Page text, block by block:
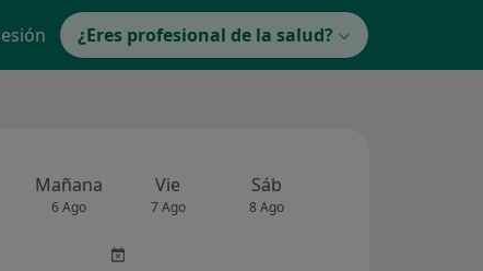
¿Eres profesional de la salud?
Mañana
6 Ago
Vie
7 Ago
Sáb
8 Ago